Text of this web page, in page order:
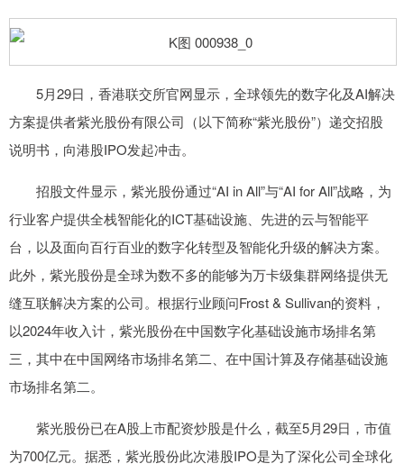
5月29日，香港联交所官网显示，全球领先的数字化及AI解决
方案提供者紫光股份有限公司（以下简称“紫光股份”）递交招股
说明书，向港股IPO发起冲击。
招股文件显示，紫光股份通过“AI in All”与“AI for All”战略，为
行业客户提供全栈智能化的ICT基础设施、先进的云与智能平
台，以及面向百行百业的数字化转型及智能化升级的解决方案。
此外，紫光股份是全球为数不多的能够为万卡级集群网络提供无
缝互联解决方案的公司。根据行业顾问Frost & Sullivan的资料，
以2024年收入计，紫光股份在中国数字化基础设施市场排名第
三，其中在中国网络市场排名第二、在中国计算及存储基础设施
市场排名第二。
紫光股份已在A股上市配资炒股是什么，截至5月29日，市值
为700亿元。据悉，紫光股份此次港股IPO是为了深化公司全球化